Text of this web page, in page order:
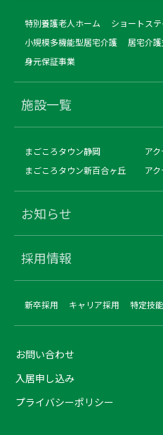
特別養護老人ホーム ショートステ
小規模多機能型居宅介護
居宅介
身元保証事業
施設一覧
まごころタウン静岡
アク
まごころタウン新百合ヶ丘
アク
お知らせ
採用情報
新卒採用 キャリア採用 特定技
お問い合わせ
入居申し込み
プライバシーポリシー